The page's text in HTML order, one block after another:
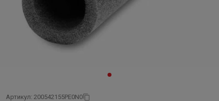
Артикул: 200542155PE0N0